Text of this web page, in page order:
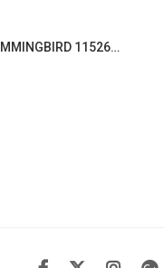
W GOLDENGLOW HUMMINGBIRD 1152685